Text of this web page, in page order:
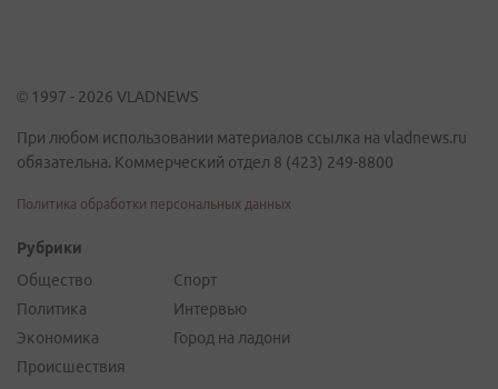
© 1997 - 2026 VLADNEWS
При любом использовании материалов ссылка на vladnews.ru
обязательна. Коммерческий отдел 8 (423) 249-8800
Политика обработки персональных данных
Рубрики
Общество
Политика
Экономика
Происшествия
Спорт
Интервью
Город на ладони